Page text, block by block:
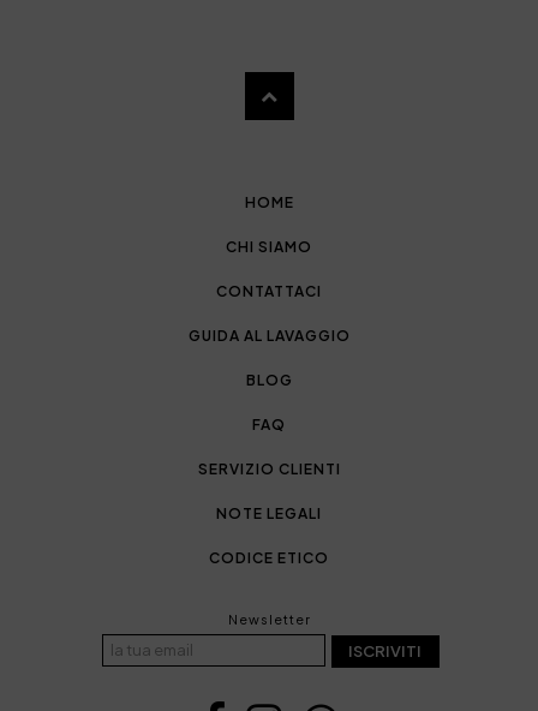
HOME
CHI SIAMO
CONTATTACI
GUIDA AL LAVAGGIO
BLOG
FAQ
SERVIZIO CLIENTI
NOTE LEGALI
CODICE ETICO
Newsletter
ISCRIVITI